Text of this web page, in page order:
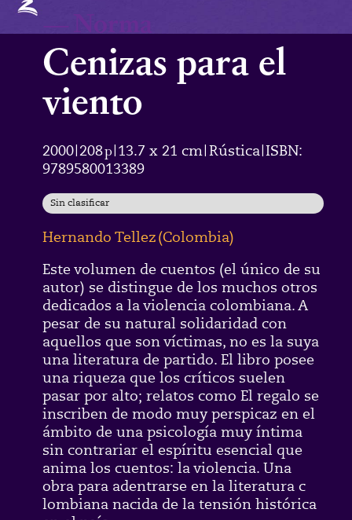
—Norma
Cenizas para el
viento
2000 208p 13.7 x 21 cm Rústica ISBN:
9789580013389
Sin clasificar
Hernando Tellez(Colombia)
Este volumen de cuentos (el único de su
autor) se distingue de los muchos otros
dedicados a la violencia colombiana. A
pesar de su natural solidaridad con
aquellos que son víctimas, no es la suya
una literatura de partido. El libro posee
una riqueza que los críticos suelen
pasar por alto; relatos como El regalo se
inscriben de modo muy perspicaz en el
ámbito de una psicología muy íntima
sin contrariar el espíritu esencial que
anima los cuentos: la violencia. Una
obra para adentrarse en la literatura c
lombiana nacida de la tensión histórica